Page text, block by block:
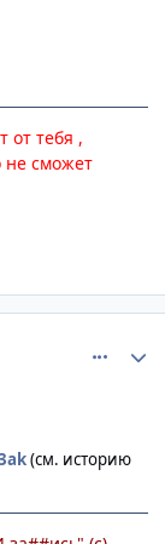
от тебя ,
не сможет
(см. историю